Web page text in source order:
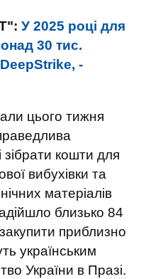
У 2025 році для
30 тис.
-
цього тижня
зібрати кошти для
вибухівки та
матеріалів
близько 84
приблизно
українським
України в Празі.